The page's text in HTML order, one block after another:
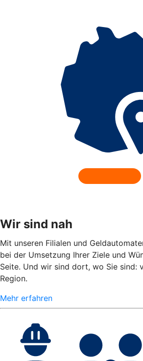
Wir sind nah
Mit unseren Filialen und
bei der Umsetzung Ihrer Ziele und
Seite. Und wir sind dort, wo Sie sind:
Region.
Mehr erfahren